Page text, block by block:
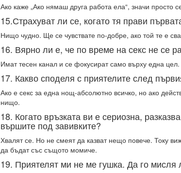
Ако каже „Ако нямаш друга работа ела“, значи просто
15.Страхуват ли се, когато тя прави
Нищо чудно. Ще се чувствате по-добре, ако той те е
16. Вярно ли е, че по време на секс не се
Имат тесен канал и се фокусират само върху една цел.
17. Какво споделя с приятелите след
Ако е секс за една нощ-абсолютно всичко, но ако
нищо.
18. Когато връзката ви е сериозна,
вършите под завивките?
Хвалят се. Но не смеят да казват нещо повече. Току
да бъдат със същото момиче.
19. Приятелят ми не ме гушка. Да го мисля